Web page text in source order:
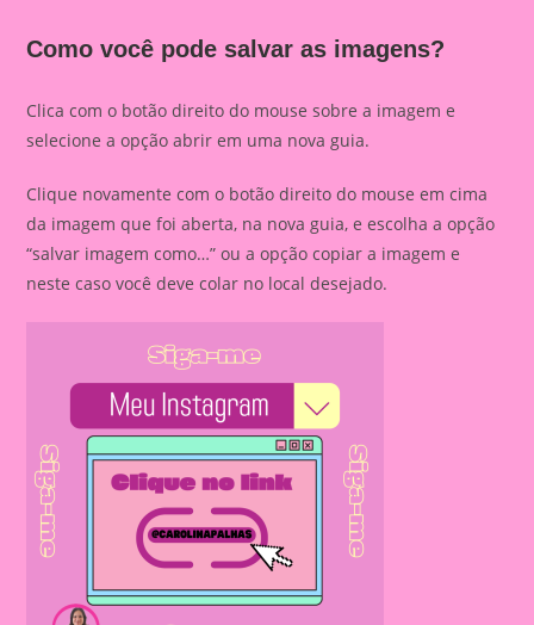
Como você pode salvar as imagens?
Clica com o botão direito do mouse sobre a imagem e
selecione a opção abrir em uma nova guia.
Clique novamente com o botão direito do mouse em cima
da imagem que foi aberta, na nova guia, e escolha a opção
“salvar imagem como…” ou a opção copiar a imagem e
neste caso você deve colar no local desejado.